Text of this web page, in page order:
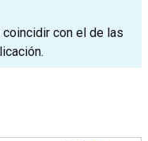
con el de las